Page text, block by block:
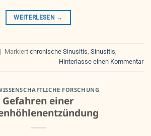
WEITERLESEN →
| Markiert chronische Sinusitis Sinusitis
Hinterlasse einen Kommentar
FORSCHUNG
Gefahren einer